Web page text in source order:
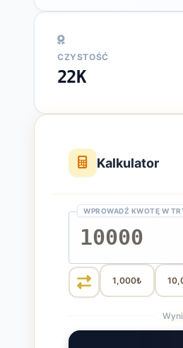
CZYSTOŚĆ
22K
Kalkulator
WPROWADŹ KWOTĘ W
1,000₺